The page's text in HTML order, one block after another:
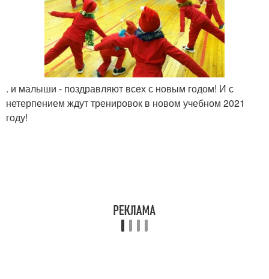
. и малыши - поздравляют всех с новым годом! И с
нетерпением ждут тренировок в новом учебном 2021
году!